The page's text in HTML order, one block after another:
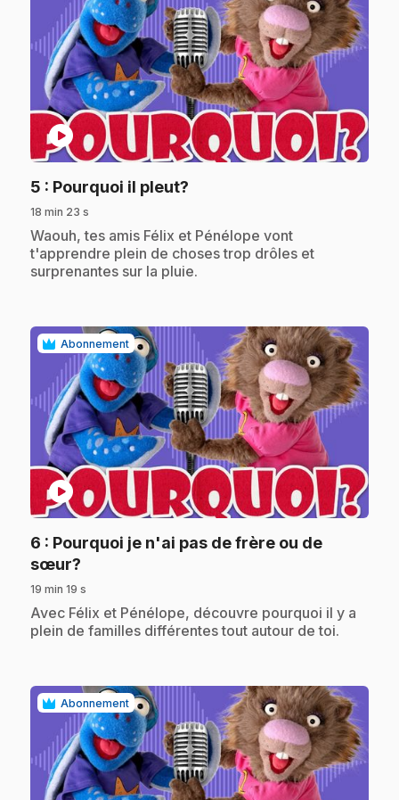
play_circle
5 : Pourquoi il pleut?
18 min 23 s
.Waouh, tes amis Félix et Pénélope vont
t'apprendre plein de choses trop drôles et
surprenantes sur la pluie.
Abonnement
play_circle
6 : Pourquoi je n'ai pas de frère ou de
sœur?
19 min 19 s
.Avec Félix et Pénélope, découvre pourquoi il y a
plein de familles différentes tout autour de toi.
Abonnement